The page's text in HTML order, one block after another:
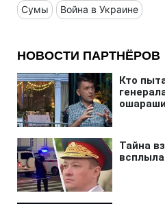
Сумы Война в Украине